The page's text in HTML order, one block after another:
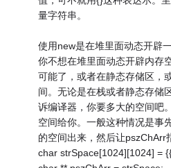
量字符串。
使用new是在堆里面动态开辟
你不想在堆里面动态开辟内存
可能了，或者在静态存储区，
间。无论是在栈或者静态存储
诉编译器，你要多大的空间吧
空间给你。一般这种情况是事
的空间出来，然后让pszChArr
char strSpace[1024][1024] = {